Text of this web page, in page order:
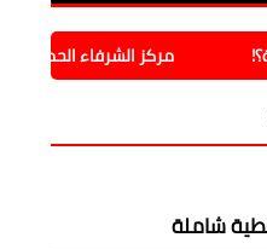
مركز الشرفاء الحمادي